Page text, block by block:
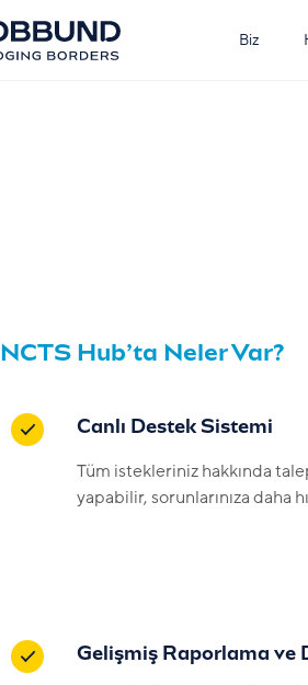
Biz
NCTS Hub’ta Neler Var?
Canlı Destek Sistemi
Tüm istekleriniz hakkında
yapabilir, sorunlarınıza daha
Gelişmiş Raporlama ve